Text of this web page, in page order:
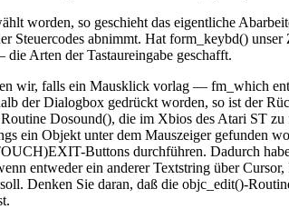
worden, so geschieht das eigentliche
abnimmt. Hat form_keybd()
Arten der Tastaureingabe geschafft.
wir, falls ein Mausklick vorlag —
der Dialogbox gedrückt worden, so ist der
Dosound(), die im Xbios des Atari ST
ein Objekt unter dem Mauszeiger gefunden
Buttons durchführen. Dadurch
entweder ein anderer Textstring über
Denken Sie daran, daß die objc_edit()-